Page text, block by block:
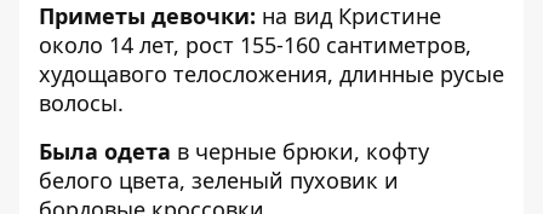
Приметы девочки: на вид Кристине
около 14 лет, рост 155-160 сантиметров,
худощавого телосложения, длинные русые
волосы.
Была одета в черные брюки, кофту
белого цвета, зеленый пуховик и